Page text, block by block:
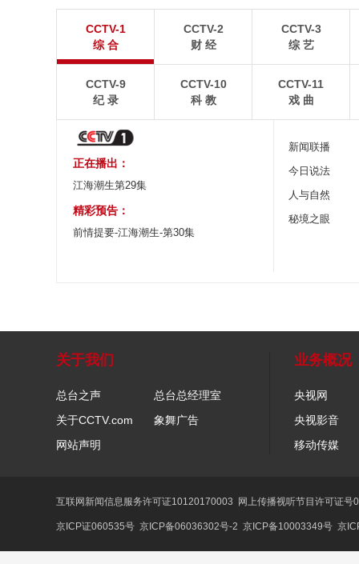
晨光洒在茶园，连绵起伏的茶山云雾缭绕，茶农采摘
秋茶，绘就一幅秀美的茶乡画卷。
杭台高铁温玉段途经
CCTV-1
综 合
CCTV-2
财 经
CCTV-3
综 艺
CCTV-9
纪 录
CCTV-10
科 教
CCTV-11
戏 曲
正在播出：
江海潮生第29集
精彩预告：
前情提要-江海潮生-第30集
新闻联播
今日说法
人与自然
秘境之眼
关于我们
总台之声
总台总经理室
关于CCTV.com
象舞广告
网站声明
业务概况
央视网
央视影音
移动传媒
互联网新闻信息服务许可证10120170003 网上传播视听节目许可证
京ICP证060535号 京ICP备06036302号-2 京ICP备10003349号 京